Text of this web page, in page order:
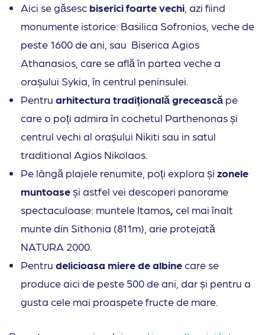
Aici se găsesc biserici foarte vechi , azi fiind
monumente istorice: Basilica Sofronios, veche de
peste 1600 de ani, sau Biserica Agios
Athanasios, care se află în partea veche a
orașului Sykia, în centrul peninsulei.
Pentru arhitectura tradițională grecească pe
care o poți admira în cochetul Parthenonas și
centrul vechi al orașului Nikiti sau in satul
traditional Agios Nikolaos.
Pe lângă plajele renumite, poți explora și zonele
muntoaseși astfel vei descoperi panorame
spectaculoase: muntele Itamos cel mai înalt
munte din Sithonia (811m), arie protejată
NATURA 2000.
Pentru delicioasa miere de albinecare se
produce aici de peste 500 de ani, dar și pentru a
gusta cele mai proaspete fructe de mare.